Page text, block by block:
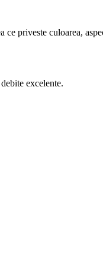
priveste culoarea,
excelente.